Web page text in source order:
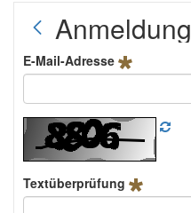
Anmeldung
E-Mail-Adresse
Textüberprüfung